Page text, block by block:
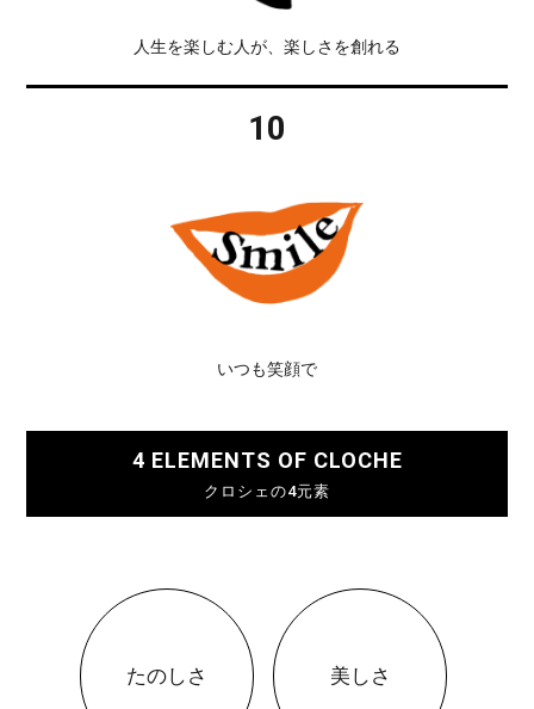
人生を楽しむ人が、楽しさを創れる
10
いつも笑顔で
4 ELEMENTS OF CLOCHE
クロシェの4元素
たのしさ 美しさ